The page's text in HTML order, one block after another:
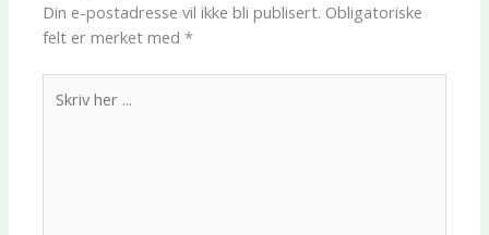
Din e-postadresse vil ikke bli publisert. Obligatoriske
felt er merket med*
her